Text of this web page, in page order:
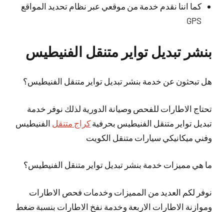
كما اننا نقدم خدمة من موقعي عبر نظام تحديد المواقع
GPS
بنشر تبديل تواير متنقل الفنيطيس
هل تبحثون عن خدمة بنشر تبديل تواير متنقل الفنيطيس؟
تحتاج الاطارات للفحص وصيانة الدورية لذلك نوفر خدمة
تبديل تواير متنقل الفنيطيس بحرفية كراج متنقل الفنيطيس
وفني ميكانيكي سيارات متنقل الكويت
ما هي مميزات خدمة بنشر تبديل تواير متنقل الفنيطيس؟
نوفر لكم العديد من المميزات وخدمات فحص الاطارات
وموازنة الاطارات الاربعة وخدمة نفخ الاطارات بنسبة ضغط